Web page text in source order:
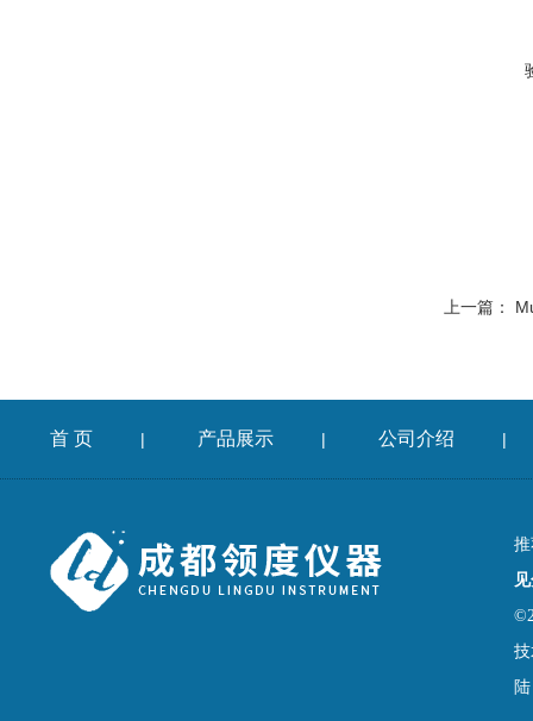
上一篇：
首 页 | 产品展示 | 公司介绍 |
陆